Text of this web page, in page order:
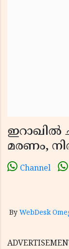
ഇറാഖില്‍
മരണം,
Channel
By WebDesk